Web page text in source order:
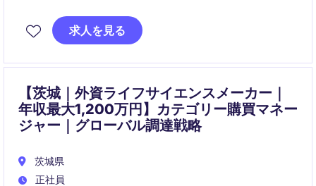
の調達チームマネジメントを担当し、グローバル戦略
とローカルオペレーションをつなぐ重要な役割を担い
求人を見る
【茨城｜外資ライフサイエンスメーカー｜
年収最大1,200万円】カテゴリー購買マネー
ジャー｜グローバル調達戦略
茨城県
正社員